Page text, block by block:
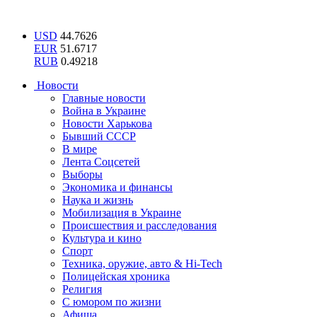
USD 44.7626
EUR 51.6717
RUB 0.49218
Новости
Главные новости
Война в Украине
Новости Харькова
Бывший СССР
В мире
Лента Соцсетей
Выборы
Экономика и финансы
Наука и жизнь
Мобилизация в Украине
Происшествия и расследования
Культура и кино
Спорт
Техника, оружие, авто & Hi-Tech
Полицейская хроника
Религия
С юмором по жизни
Афиша